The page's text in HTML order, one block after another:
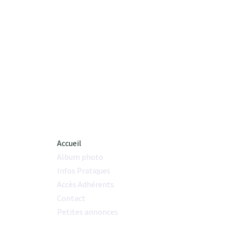
Accueil
Album photo
Infos Pratiques
Accès Adhérents
Contact
Petites annonces